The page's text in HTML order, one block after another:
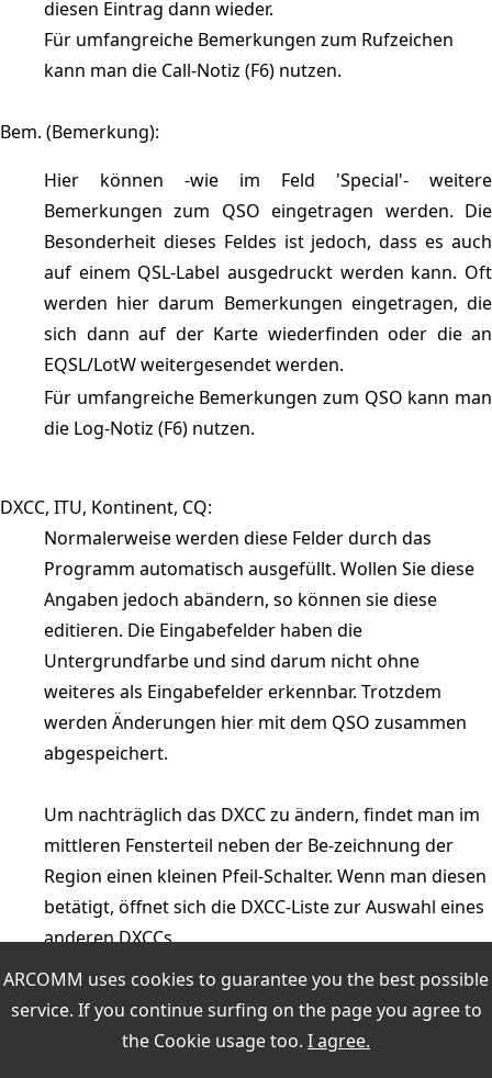
ARCOMM uses cookies to guarantee you the best possible
service. If you continue surfing on the page you agree to
the Cookie usagetoo. I agree.
diesen Eintrag dann wieder.
Für umfangreiche Bemerkungen zum Rufzeichen
kann man die Call-Notiz (F6) nutzen.
Bem. (Bemerkung):
Hier können -wie im Feld 'Special'- weitere
Bemerkungen zum QSO eingetragen werden. Die
Besonderheit dieses Feldes ist jedoch, dass es auch
auf einem QSL-Label ausgedruckt werden kann. Oft
werden hier darum Bemerkungen eingetragen, die
sich dann auf der Karte wiederfinden oder die an
EQSL/LotW weitergesendet werden.
Für umfangreiche Bemerkungen zum QSO kann man
die Log-Notiz (F6) nutzen.
DXCC, ITU, Kontinent, CQ:
Normalerweise werden diese Felder durch das
Programm automatisch ausgefüllt. Wollen Sie diese
Angaben jedoch abändern, so können sie diese
editieren. Die Eingabefelder haben die
Untergrundfarbe und sind darum nicht ohne
weiteres als Eingabefelder erkennbar. Trotzdem
werden Änderungen hier mit dem QSO zusammen
abgespeichert.
Um nachträglich das DXCC zu ändern, findet man im
mittleren Fensterteil neben der Be-zeichnung der
Region einen kleinen Pfeil-Schalter. Wenn man diesen
betätigt, öffnet sich die DXCC-Liste zur Auswahl eines
anderen DXCCs.
L1 .. L10
Diese Felder sind frei festlegbare Zusatzfelder, in die
Daten zum QSO eingegeben werden können und die